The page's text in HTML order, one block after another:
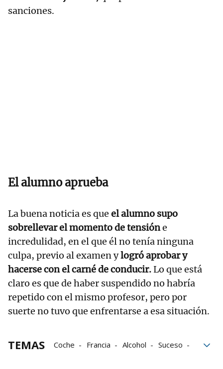
sanciones.
El alumno aprueba
La buena noticia es que el alumno supo
sobrellevar el momento de tensióne
incredulidad, en el que él no tenía ninguna
culpa, previo al examen ylogró aprobar y
hacerse con el carné de conducir.Lo que está
claro es que de haber suspendido no habría
repetido con el mismo profesor, pero por
suerte no tuvo que enfrentarse a esa situación.
TEMAS Coche Francia Alcohol
Suceso